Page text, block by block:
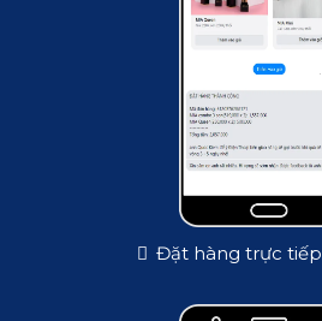
Đặt hàng trực tiếp